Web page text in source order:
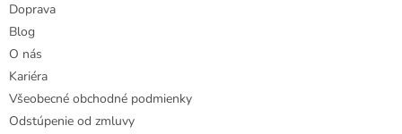
Doprava
Blog
O nás
Kariéra
Všeobecné obchodné podmienky
Odstúpenie od zmluvy